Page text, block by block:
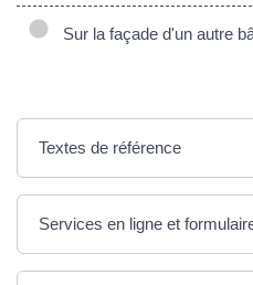
Sur la façade d'un autre
Textes de référence
Services en ligne et